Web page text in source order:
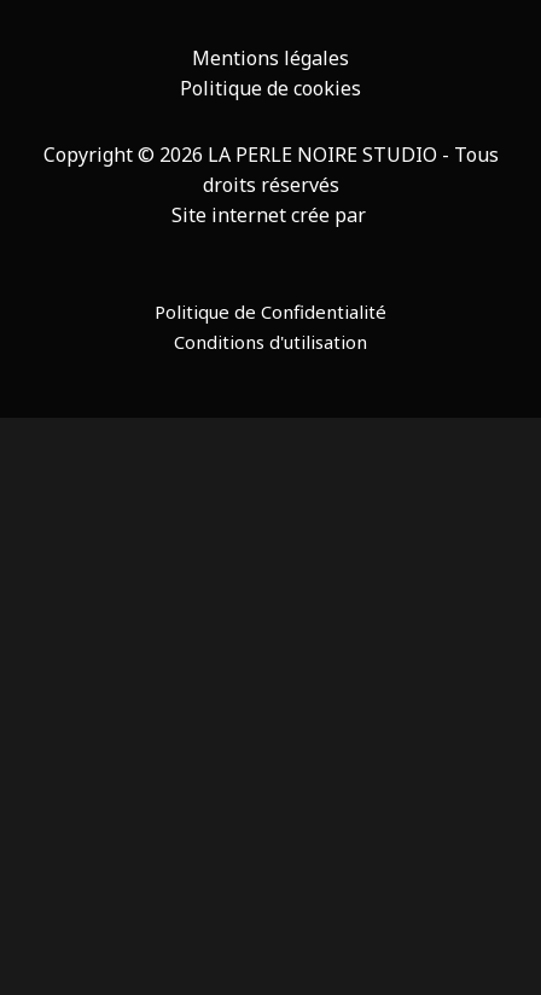
Mentions légales
Politique de cookies
Copyright© 2026 LA PERLE NOIRE STUDIO - Tous
droits réservés
Site internet crée par
Politique de Confidentialité
Conditions d'utilisation